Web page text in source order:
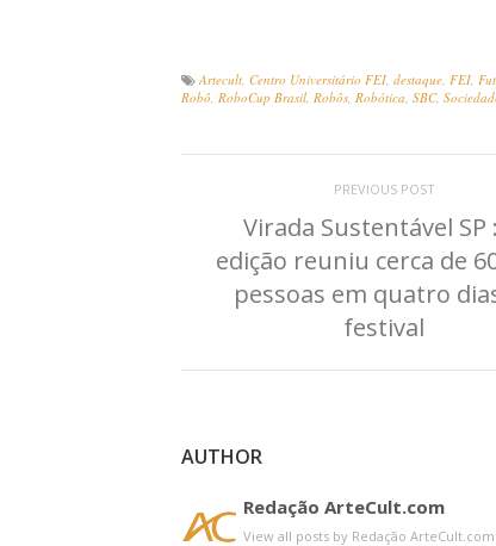
Artecult, Centro Universitário FEI, destaque, FEI,
Robô, RoboCup Brasil, Robôs, Robótica, SBC,
PREVIOUS POST
Virada Sustentável SP
edição reuniu cerca de
pessoas em quatro
festival
AUTHOR
Redação ArteCult.com
View all posts by Redação ArteCult.com